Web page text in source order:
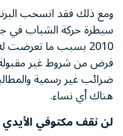
ومع ذلك فقد انسحب
سيطرة حركة الشباب في
2010 بسبب ما
فرض من شروط غير
ضرائب غير رسمية
هناك أي نساء.
لن نقف مكتوفي الأيدي